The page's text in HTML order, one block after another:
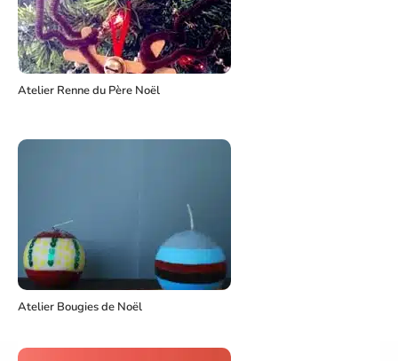
Atelier Renne du Père Noël
Atelier Bougies de Noël